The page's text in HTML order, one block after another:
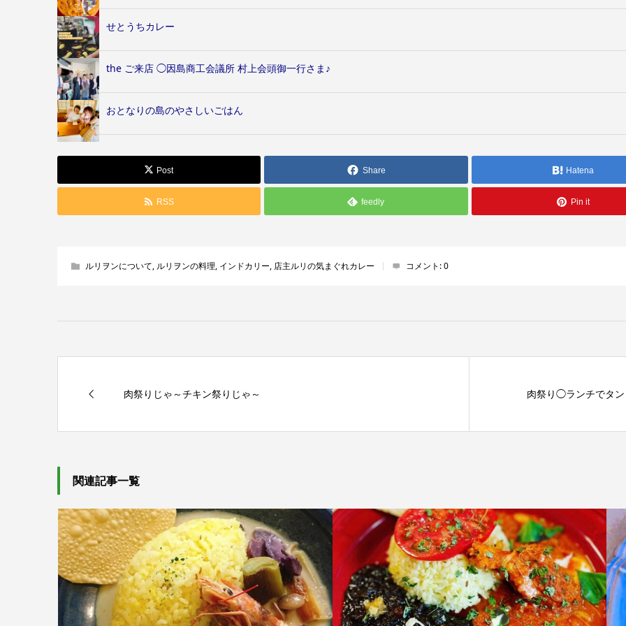
せとうちカレー
the ご来店 ◯因島商工会議所 村上会頭御一行さま♪
おとなりの島のやさしいごはん
Post Share Hatena
RSS feedly Pin it
ルリヲンについて, ルリヲンの料理, インドカリー, 店主ルリの気まぐれカレー コメント:0
肉祭りじゃ～チキン祭りじゃ～ 肉祭り◯ランチでタ
関連記事一覧